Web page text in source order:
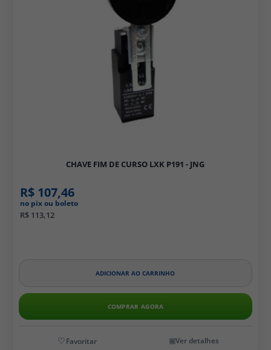
CHAVE FIM DE CURSO LXK P191 - JNG
R$ 107,46
no pix ou boleto
R$ 113,12
ADICIONAR AO CARRINHO
COMPRAR AGORA
Ver detalhes